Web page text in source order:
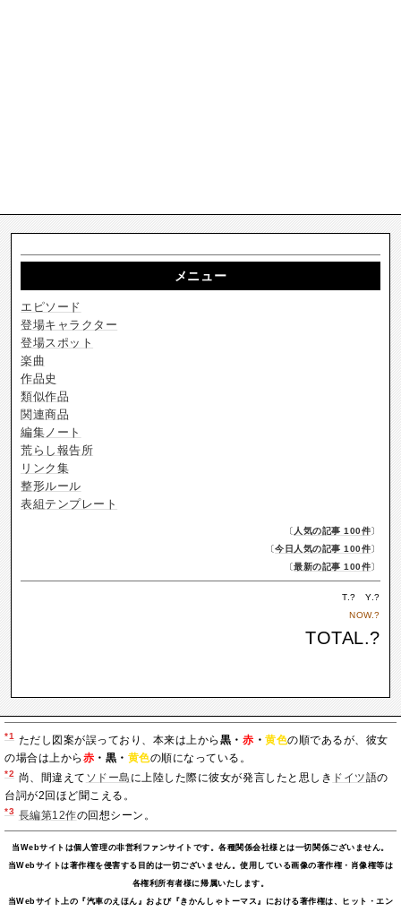
メニュー
エピソード
登場キャラクター
登場スポット
楽曲
作品史
類似作品
関連商品
編集ノート
荒らし報告所
リンク集
整形ルール
表組テンプレート
〔 人気の記事 100件〕
〔今日人気の記事 100件〕
〔最新の記事 100件〕
T.? Y.?
NOW.?
TOTAL.?
*1 ただし図案が誤っており、本来は上から 黒 ・赤 ・黄色の順であるが、彼女
の場合は上から 赤 ・ 黒 ・ 黄色の順になっている。
*2 尚、間違えて ソドー島 に上陸した際に彼女が発言したと思しき ドイツ語の
台詞が2回ほど聞こえる。
*3 長編第12作の回想シーン。
当Webサイトは個人管理の非営利ファンサイトです。各種関係会社様とは一切関係ございません。
当Webサイトは著作権を侵害する目的は一切ございません。使用している画像の著作権・肖像権等は
各権利所有者様に帰属いたします。
当Webサイト上の『汽車のえほん』および『きかんしゃトーマス』における著作権は、ヒット・エン